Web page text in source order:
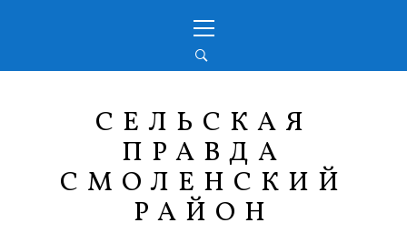
меню
СЕЛЬСКАЯ
ПРАВДА
СМОЛЕНСКИЙ
РАЙОН